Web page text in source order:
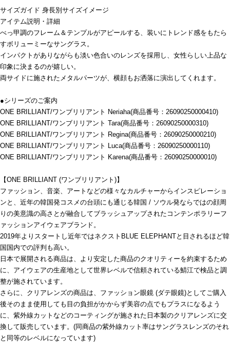
サイズガイド 身長別サイズイメージ
アイテム説明・詳細
べっ甲調のフレーム＆テンプルがアピールする、装いにトレンド感をもたら
すボリューミーなサングラス。
インパクトがありながらも淡い色合いのレンズを採用し、女性らしい上品な
印象に決まるのが嬉しい。
両サイドに施されたメタルパーツが、横顔もお洒落に演出してくれます。
●シリーズのご案内
ONE BRILLIANT/ワンブリリアント Neriaha(商品番号：26090250000410)
ONE BRILLIANT/ワンブリリアント Tara(商品番号：26090250000310)
ONE BRILLIANT/ワンブリリアント Regina(商品番号：26090250000210)
ONE BRILLIANT/ワンブリリアント Luca(商品番号：26090250000110)
ONE BRILLIANT/ワンブリリアント Karena(商品番号：26090250000010)
【ONE BRILLIANT (ワンブリリアント)】
ファッション、音楽、アートなどの様々なカルチャーからインスピレーショ
ンと、近年の韓国発コスメの台頭にも通じる韓国 / ソウル発ならではの顔周
りの美意識の高さとが融合してブラッシュアップされたコンテンポラリーフ
ァッションアイウェアブランド。
2019年よりスタートし近年ではネクストBLUE ELEPHANTと目されるほど韓
国国内での評判も高い。
日本で展開される商品は、より安定した商品のクオリティーを約束するため
に、アイウェアの生産地として世界レベルで信頼されている鯖江で検品と調
整が施されています。
さらに、クリアレンズの商品は、ファッション眼鏡 (ダテ眼鏡)としてご購入
後そのまま使用しても目の負担がかからず美容の点でもプラスになるよう
に、紫外線カットなどのコーティングが施された日本製のクリアレンズに交
換して販売しています。(同商品の紫外線カット率はサングラスレンズのそれ
と同等のレベルになっています)